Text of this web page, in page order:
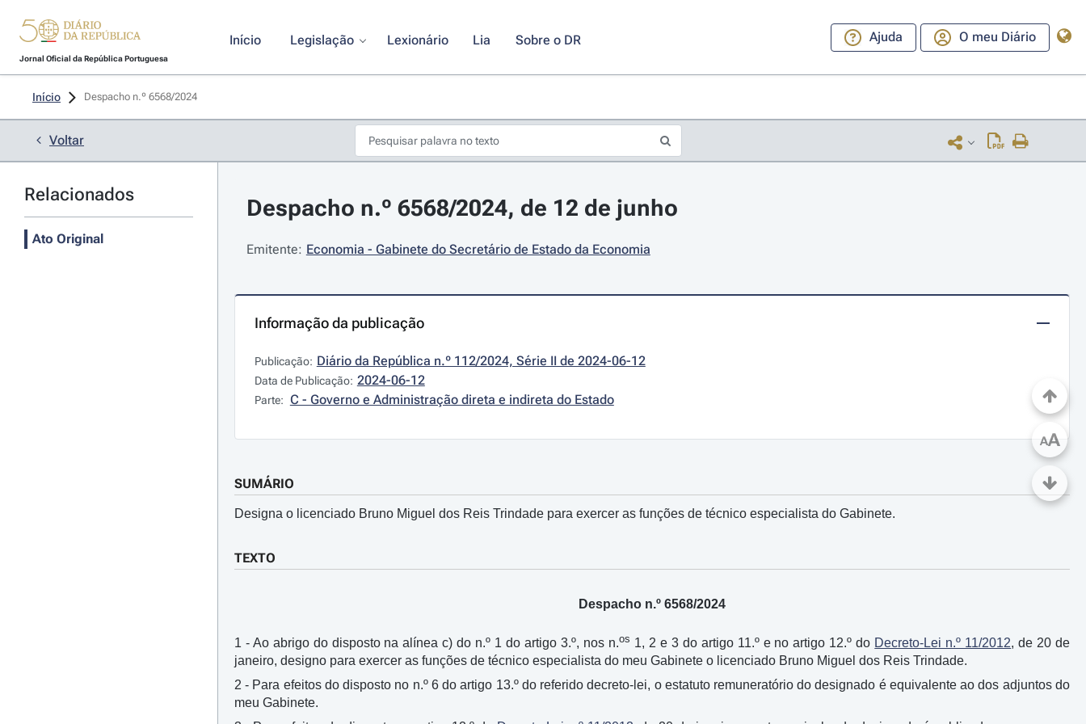
Jornal Oficial da República Portuguesa
Início Legislação Lexionário Lia Sobre o DR Ajuda O meu Diário
Início Despacho n.º 6568/2024
Voltar
Relacionados
Ato Original
Despacho n.º 6568/2024, de 12 de junho
Emitente: Economia - Gabinete do Secretário de Estado da Economia
Informação da publicação
Publicação: Diário da República n.º 112/2024, Série II de 2024-06-12
Data de Publicação: 2024-06-12
Parte: C - Governo e Administração direta e indireta do Estado
SUMÁRIO
Designa o licenciado Bruno Miguel dos Reis Trindade para exercer as funções de técnico especialista do Gabinete.
TEXTO
Despacho n.º 6568/2024
1 - Ao abrigo do disposto na alínea c) do n.º 1 do artigo 3.º, nos n.os 1, 2 e 3 do artigo 11.º e no artigo 12.º do Decreto-Lei n.º 11/2012, de 20 de
janeiro, designo para exercer as funções de técnico especialista do meu Gabinete o licenciado Bruno Miguel dos Reis Trindade.
2 - Para efeitos do disposto no n.º 6 do artigo 13.º do referido decreto-lei, o estatuto remuneratório do designado é equivalente ao dos adjuntos do
meu Gabinete.
AA